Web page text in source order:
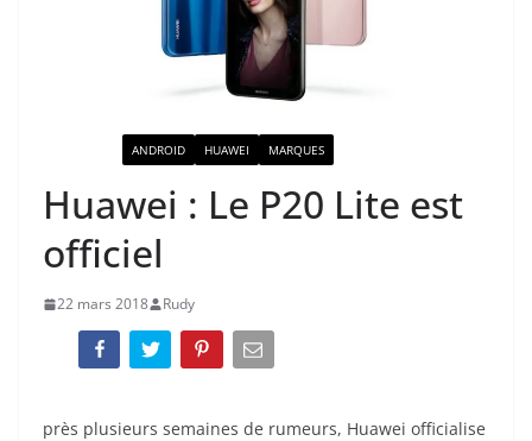
ANDROID HUAWEI MARQUES
Huawei : Le P20 Lite est
officiel
22 mars 2018 Rudy
près plusieurs semaines de rumeurs, Huawei officialise